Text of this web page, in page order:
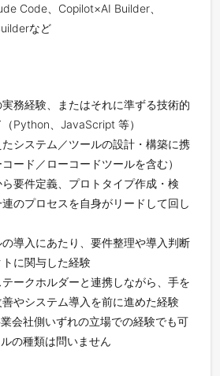
Code、Copilot×AI Builder、
など
務経験、またはそれに準ずる技術的
Python、JavaScript 等）
システム／ツールの設計・構築に携
ード／ローコードツールを含む）
要件定義、プロトタイプ作成・検
のプロセスを自身がリードして回し
導入にあたり、要件整理や導入判断
に関与した経験
ークホルダーと連携しながら、手を
やシステム導入を前に進めた経験
会社側いずれの立場での経験でも可
の種類は問いません